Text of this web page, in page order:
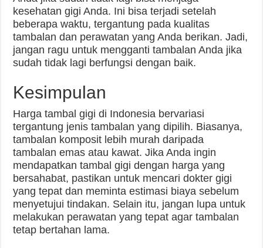
kesehatan gigi Anda. Ini bisa terjadi setelah
beberapa waktu, tergantung pada kualitas
tambalan dan perawatan yang Anda berikan. Jadi,
jangan ragu untuk mengganti tambalan Anda jika
sudah tidak lagi berfungsi dengan baik.
Kesimpulan
Harga tambal gigi di Indonesia bervariasi
tergantung jenis tambalan yang dipilih. Biasanya,
tambalan komposit lebih murah daripada
tambalan emas atau kawat. Jika Anda ingin
mendapatkan tambal gigi dengan harga yang
bersahabat, pastikan untuk mencari dokter gigi
yang tepat dan meminta estimasi biaya sebelum
menyetujui tindakan. Selain itu, jangan lupa untuk
melakukan perawatan yang tepat agar tambalan
tetap bertahan lama.